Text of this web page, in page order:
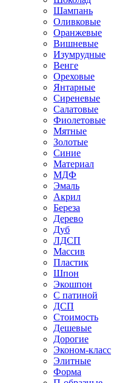
Шампань
Оливковые
Оранжевые
Вишневые
Изумрудные
Венге
Ореховые
Янтарные
Сиреневые
Салатовые
Фиолетовые
Мятные
Золотые
Синие
Материал
МДФ
Эмаль
Акрил
Береза
Дерево
Дуб
ЛДСП
Массив
Пластик
Шпон
Экошпон
С патиной
ДСП
Стоимость
Дешевые
Дорогие
Эконом-класс
Элитные
Форма